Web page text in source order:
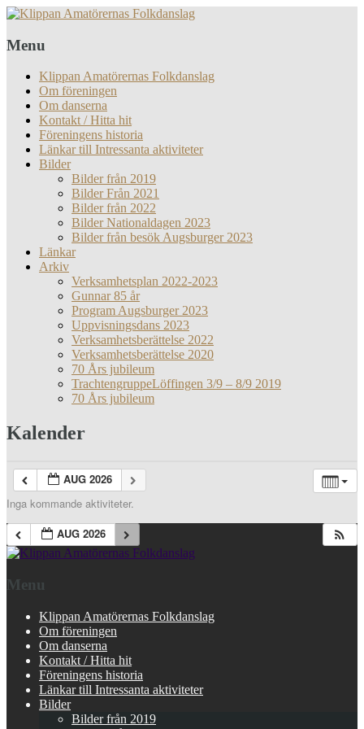
Menu
Klippan Amatörernas Folkdanslag
Om föreningen
Om danserna
Kontakt / Hitta hit
Föreningens historia
Länkar till Intressanta aktiviteter
Bilder
Bilder från 2019
Bilder Från 2021
Bilder från 2022
Bilder Nationaldagen 2023
Bilder från besök Augsburger 2023
Länkar
Arkiv
Verksamhetsplan 2022-2023
Gunnar 85 år
Program Augsburger 2023
Uppvisningsdans 2023
Verksamhetsberättelse 2022
Verksamhetsberättelse 2020
70 Års jubileum
TrachtengruppeLöffingen 3/9 – 8/9 2019
70 Års jubileum
Kalender
AUG 2026
Inga kommande aktiviteter.
AUG 2026
Menu
Klippan Amatörernas Folkdanslag
Om föreningen
Om danserna
Kontakt / Hitta hit
Föreningens historia
Länkar till Intressanta aktiviteter
Bilder
Bilder från 2019